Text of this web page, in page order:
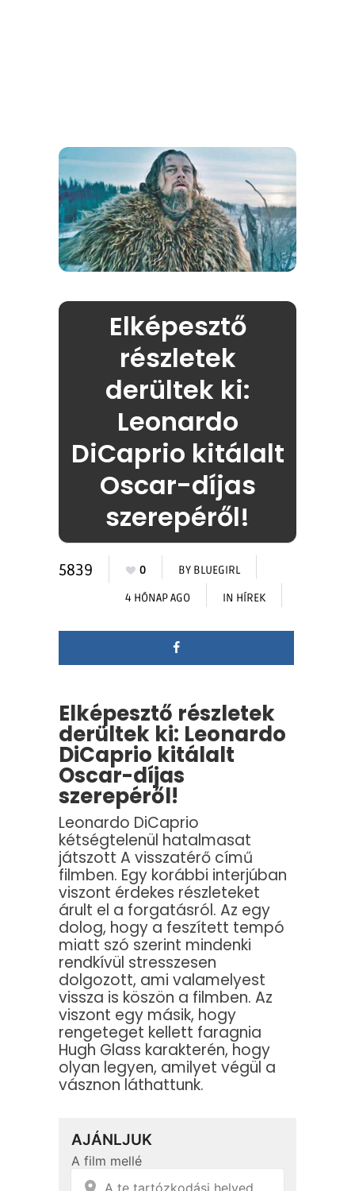
Elképesztő
részletek
derültek ki:
Leonardo
DiCaprio kitálalt
Oscar-díjas
szerepéről!
5839 0 BY BLUEGIRL
4 HÓNAP AGO IN HÍREK
Elképesztő részletek
derültek ki: Leonardo
DiCaprio kitálalt
Oscar-díjas
szerepéről!
Leonardo DiCaprio
kétségtelenül hatalmasat
játszott A visszatérő című
filmben. Egy korábbi interjúban
viszont érdekes részleteket
árult el a forgatásról. Az egy
dolog, hogy a feszített tempó
miatt szó szerint mindenki
rendkívül stresszesen
dolgozott, ami valamelyest
vissza is köszön a filmben. Az
viszont egy másik, hogy
rengeteget kellett faragnia
Hugh Glass karakterén, hogy
olyan legyen, amilyet végül a
vásznon láthattunk.